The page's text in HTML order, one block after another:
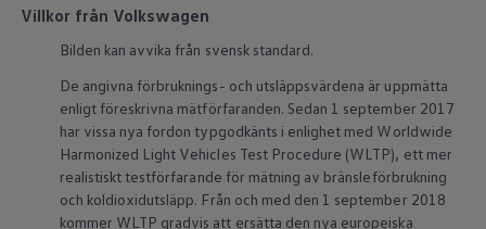
ID.7
ID. Cross
Konceptbilar
Höjd släpvagnsvikt
Våra laddhybrider
Golf GTE
Passat eHybrid
Tiguan eHybrid
Tayron eHybrid
Villkor från Volkswagen
Bilden kan avvika från svensk standard.
De angivna förbruknings- och utsläppsvärdena är uppmätta
enligt föreskrivna mätförfaranden. Sedan 1 september 2017
har vissa nya fordon typgodkänts i enlighet med Worldwide
Harmonized Light Vehicles Test Procedure (WLTP), ett mer
realistiskt testförfarande för mätning av bränsleförbrukning
och koldioxidutsläpp. Från och med den 1 september 2018
kommer WLTP gradvis att ersätta den nya europeiska